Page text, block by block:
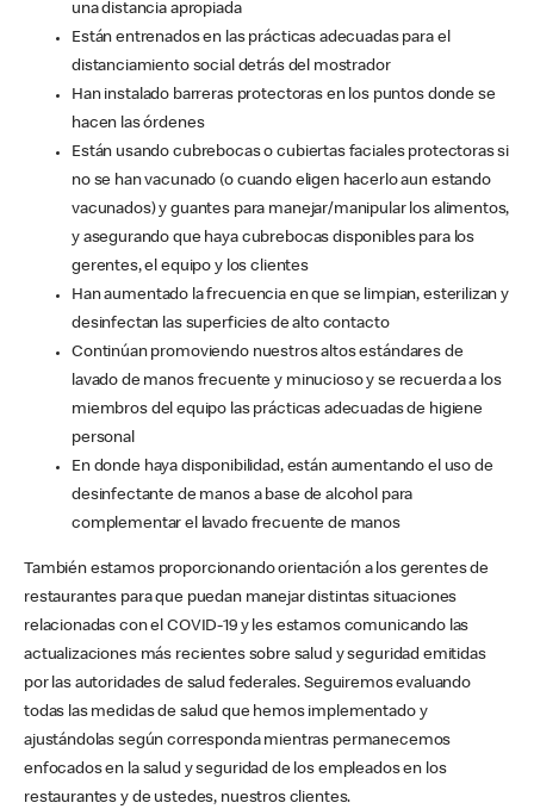
una distancia apropiada
Están entrenados en las prácticas adecuadas para el
distanciamiento social detrás del mostrador
Han instalado barreras protectoras en los puntos donde se
hacen las órdenes
Están usando cubrebocas o cubiertas faciales protectoras si
no se han vacunado (o cuando eligen hacerlo aun estando
vacunados) y guantes para manejar/manipular los alimentos,
y asegurando que haya cubrebocas disponibles para los
gerentes, el equipo y los clientes
Han aumentado la frecuencia en que se limpian, esterilizan y
desinfectan las superficies de alto contacto
Continúan promoviendo nuestros altos estándares de
lavado de manos frecuente y minucioso y se recuerda a los
miembros del equipo las prácticas adecuadas de higiene
personal
En donde haya disponibilidad, están aumentando el uso de
desinfectante de manos a base de alcohol para
complementar el lavado frecuente de manos
También estamos proporcionando orientación a los gerentes de
restaurantes para que puedan manejar distintas situaciones
relacionadas con el COVID-19 y les estamos comunicando las
actualizaciones más recientes sobre salud y seguridad emitidas
por las autoridades de salud federales. Seguiremos evaluando
todas las medidas de salud que hemos implementado y
ajustándolas según corresponda mientras permanecemos
enfocados en la salud y seguridad de los empleados en los
restaurantes y de ustedes, nuestros clientes.